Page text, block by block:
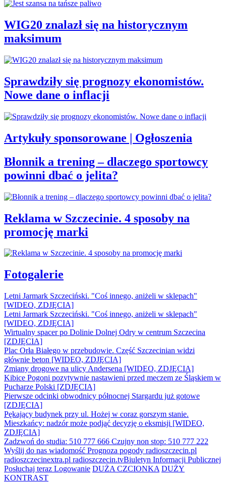
WIG20 znalazł się na historycznym
maksimum
Sprawdziły się prognozy ekonomistów.
Nowe dane o inflacji
Artykuły sponsorowane | Ogłoszenia
Błonnik a trening – dlaczego sportowcy
powinni dbać o jelita?
Reklama w Szczecinie. 4 sposoby na
promocję marki
Fotogalerie
Letni Jarmark Szczeciński. "Coś innego, aniżeli w sklepach"
[WIDEO, ZDJĘCIA]
Letni Jarmark Szczeciński. "Coś innego, aniżeli w sklepach"
[WIDEO, ZDJĘCIA]
Wirtualny spacer po Dolinie Dolnej Odry w centrum Szczecina
[ZDJĘCIA]
Plac Orła Białego w przebudowie. Część Szczecinian widzi
głównie beton [WIDEO, ZDJĘCIA]
Zmiany drogowe na ulicy Andersena [WIDEO, ZDJĘCIA]
Kibice Pogoni pozytywnie nastawieni przed meczem ze Śląskiem w
Pucharze Polski [ZDJĘCIA]
Pierwsze odcinki obwodnicy północnej Stargardu już gotowe
[ZDJĘCIA]
Pękający budynek przy ul. Hożej w coraz gorszym stanie.
Mieszkańcy: nadzór może podjąć decyzję o eksmisji [WIDEO,
ZDJĘCIA]
Zadzwoń do studia: 510 777 666 Czujny non stop: 510 777 222
Wyślij do nas wiadomość Prognoza pogody radioszczecin.pl
radioszczecinextra.pl radioszczecin.tvBiuletyn Informacji Publicznej
Posłuchaj teraz Logowanie DUŻA CZCIONKA DUŻY
KONTRAST